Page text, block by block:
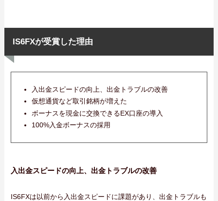
IS6FXが受賞した理由
入出金スピードの向上、出金トラブルの改善
仮想通貨など取引銘柄が増えた
ボーナスを現金に交換できるEX口座の導入
100%入金ボーナスの採用
入出金スピードの向上、出金トラブルの改善
IS6FXは以前から入出金スピードに課題があり、出金トラブルも